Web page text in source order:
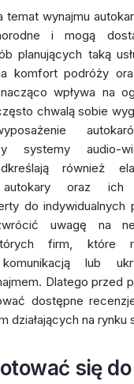
temat wynajmu
i mogą
planujących taką
komfort podróży
wpływa na
chwalą sobie
systemy audio-
również
autokary oraz
do indywidualnych
uwagę na
firm, które
lub
Dlatego przed
dostępne
działających na rynku
się